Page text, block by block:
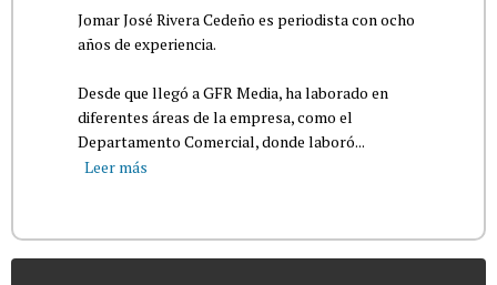
Jomar José Rivera Cedeño es periodista con ocho
años de experiencia.
Desde que llegó a GFR Media, ha laborado en
diferentes áreas de la empresa, como el
Departamento Comercial, donde laboró...
Leer más